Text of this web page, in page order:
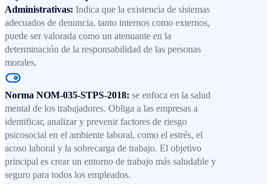
Administrativas: Indica que la existencia de sistemas
adecuados de denuncia, tanto internos como externos,
puede ser valorada como un atenuante en la
determinación de la responsabilidad de las personas
morales.
Norma NOM-035-STPS-2018: se enfoca en la salud
mental de los trabajadores. Obliga a las empresas a
identificar, analizar y prevenir factores de riesgo
psicosocial en el ambiente laboral, como el estrés, el
acoso laboral y la sobrecarga de trabajo. El objetivo
principal es crear un entorno de trabajo más saludable y
seguro para todos los empleados.